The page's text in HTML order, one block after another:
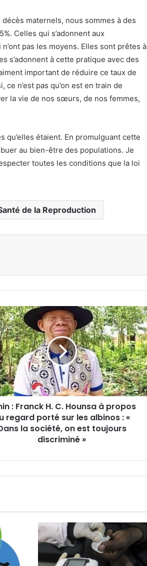
maternels, nous sommes à des
Celles qui s’adonnent aux
pas les moyens. Elles sont prêtes à
s’adonnent à cette pratique avec des
important de réduire ce taux de
n’est pas qu’on est en train de
la vie de nos sœurs, de nos femmes,
qu’elles étaient. En promulguant cette
au bien-être des populations. Je
toutes les conditions que la loi
de la Reproduction
: Franck H. C. Hounsa à propos
regard porté sur les albinos : «
la société, on est toujours
discriminé »